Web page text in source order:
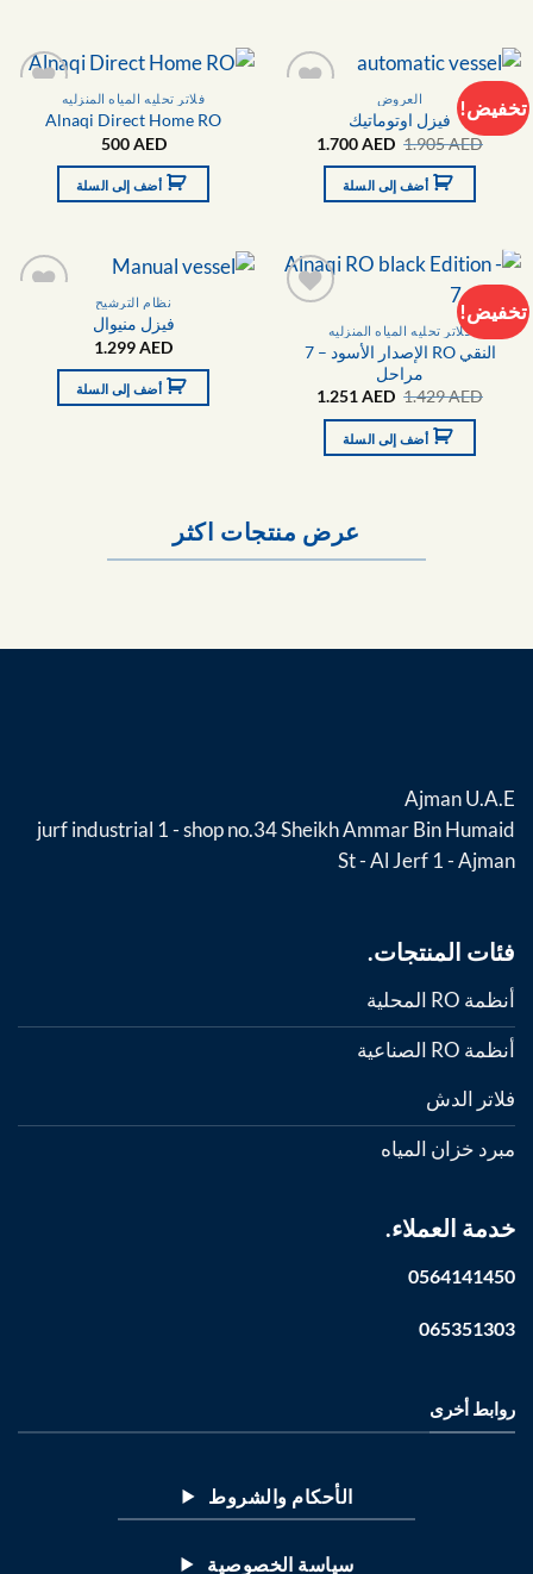
تخفيض! العروض
فيزل اوتوماتيك
1.905AED
السعر
هو:
1.905 AED.
1.700AED
أضف إلى السلة
فلاتر تحليه المياه المنزليه
Alnaqi Direct Home RO
500AED
أضف إلى السلة
تخفيض!
التفضيلاتفلاتر تحليه المياه المنزليه
النقي RO الإصدار الأسود – 7
مراحل
1.429AED
السعر
هو:
1.429 AED.
1.251AED
أضف إلى السلة
نظام الترشيح
فيزل منيوال
1.299AED
أضف إلى السلة
عرض منتجات اكثر
Ajman U.A.E
jurf industrial 1 - shop no.34 Sheikh Ammar Bin Humaid
St - Al Jerf 1 - Ajman
فئات المنتجات.
أنظمة RO المحلية
أنظمة RO الصناعية
فلاتر الدش
مبرد خزان المياه
خدمة العملاء.
0564141450
065351303
روابط أخرى
الأحكام والشروط
سياسة الخصوصية